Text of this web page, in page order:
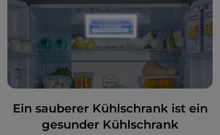
Ein sauberer Kühlschrank ist ein
gesunder Kühlschrank